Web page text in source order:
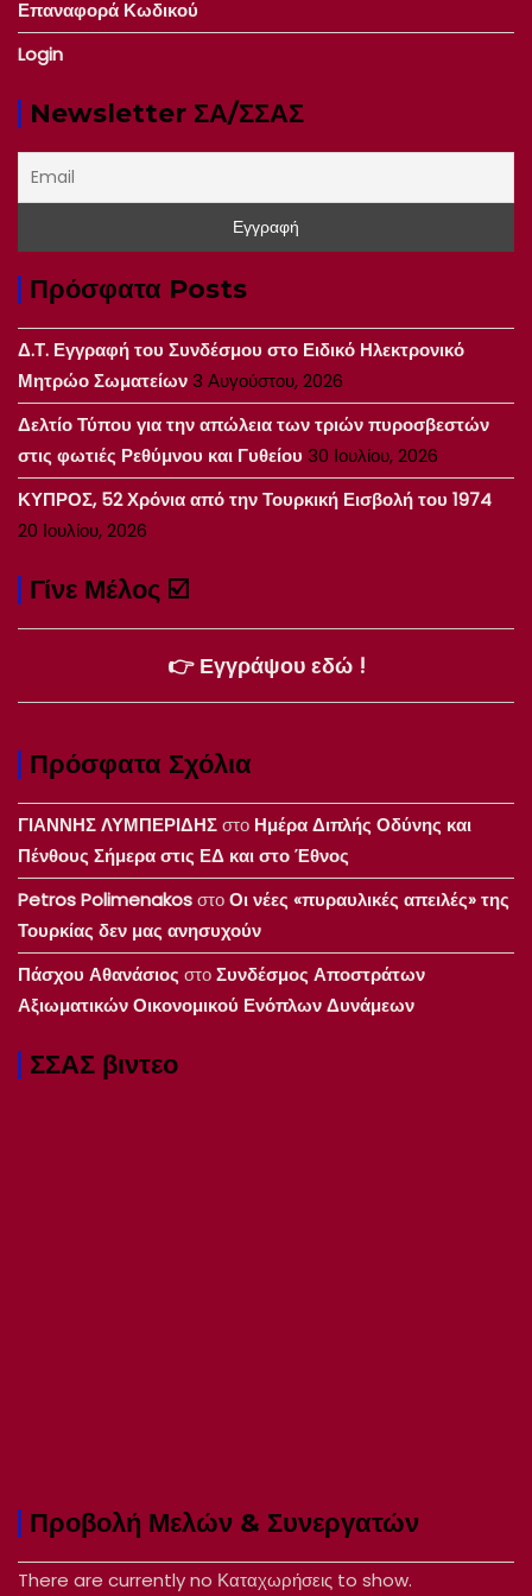
Επαναφορά Κωδικού
Login
Newsletter ΣΑ/ΣΣΑΣ
Πρόσφατα Posts
Δ.Τ. Εγγραφή του Συνδέσμου στο Ειδικό Ηλεκτρονικό
Μητρώο Σωματείων3 Αυγούστου, 2026
Δελτίο Τύπου για την απώλεια των τριών πυροσβεστών
στις φωτιές Ρεθύμνου και Γυθείου 30 Ιουλίου, 2026
ΚΥΠΡΟΣ, 52 Χρόνια από την Τουρκική Εισβολή του 1974
20 Ιουλίου, 2026
Γίνε Μέλος ☑️
👉 Εγγράψου εδώ !
Πρόσφατα Σχόλια
ΓΙΑΝΝΗΣ ΛΥΜΠΕΡΙΔΗΣστο Ημέρα Διπλής Οδύνης και
Πένθους Σήμερα στις ΕΔ και στο Έθνος
Petros PolimenakosστοΟι νέες «πυραυλικές απειλές» της
Τουρκίας δεν μας ανησυχούν
Πάσχου Αθανάσιος στοΣυνδέσμος Αποστράτων
Αξιωματικών Οικονομικού Ενόπλων Δυνάμεων
ΣΣΑΣ βιντεο
Προβολή Μελών & Συνεργατών
There are currently no Καταχωρήσεις to show.